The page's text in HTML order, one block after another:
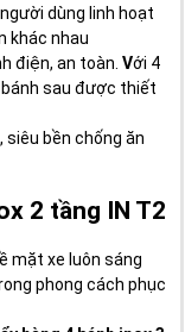
dùng linh hoạt
khác nhau
điện, an toàn. Với 4
bánh sau được thiết
siêu bền chống ăn
2 tầng IN T2
mặt xe luôn sáng
phong cách phục